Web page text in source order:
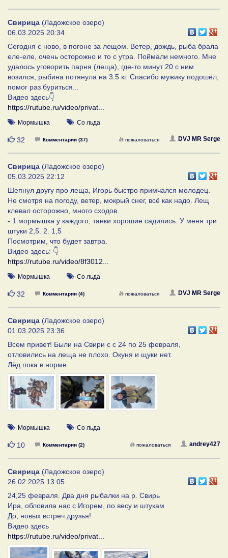
Свирица (Ладожское озеро)
06.03.2025 20:34
Сегодня с ново, в погоне за лещом. Ветер, дождь, рыба брала
еле-еле, очень осторожно и то с утра. Поймали немного. Мне
удалось уговорить парня (леща), где-то минут 20 с ним
возился, рыбина потянула на 3.5 кг. Спасибо мужику подошёл,
помог раз буриться...
Видео здесь👇
https://rutube.ru/video/privat...
Мормышка Со льда
Нравится
32 Комментарии (37) DVJ MR Serge
пожаловаться
Свирица (Ладожское озеро)
05.03.2025 22:12
Шепнул другу про леща, Игорь быстро примчался молодец.
Не смотря на погоду, ветер, мокрый снег, всё как надо. Лещ
клевал осторожно, много сходов.
- 1 мормышка у каждого, танки хорошие садились. У меня три
штуки 2,5. 2. 1,5
Посмотрим, что будет завтра.
Видео здесь: 👇
https://rutube.ru/video/8f3012...
Мормышка Со льда
Нравится
32 Комментарии (4) DVJ MR Serge
пожаловаться
Свирица (Ладожское озеро)
01.03.2025 23:36
Всем привет! Были на Свири с с 24 по 25 февраля,
отловились на леща не плохо. Окуня и щуки нет.
Лёд пока в норме.
Мормышка Со льда
Нравится
10 Комментарии (2) аndrey427
пожаловаться
Свирица (Ладожское озеро)
26.02.2025 13:05
24,25 февраля. Два дня рыбалки на р. Свирь
Ира, обловила нас с Игорем, по весу и штукам
До, новых встреч друзья!
Видео здесь
https://rutube.ru/video/privat...